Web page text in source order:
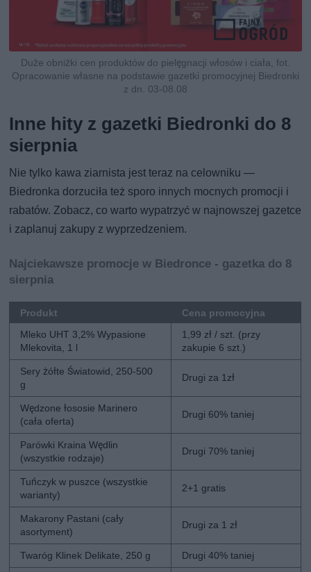
Duże obniżki cen produktów do pielęgnacji włosów i ciała, fot.
Opracowanie własne na podstawie gazetki promocyjnej Biedronki
z dn. 03-08.08
Inne hity z gazetki Biedronki do 8
sierpnia
Nie tylko kawa ziarnista jest teraz na celowniku —
Biedronka dorzuciła też sporo innych mocnych promocji i
rabatów. Zobacz, co warto wypatrzyć w najnowszej gazetce
i zaplanuj zakupy z wyprzedzeniem.
Najciekawsze promocje w Biedronce - gazetka do 8
sierpnia
Produkt
Cena promocyjna
Mleko UHT 3,2% Wypasione
Mlekovita, 1 l
1,99 zł / szt. (przy
zakupie 6 szt.)
Sery żółte Światowid, 250-500
g
Drugi za 1zł
Wędzone łososie Marinero
(cała oferta)
Drugi 60% taniej
Parówki Kraina Wędlin
(wszystkie rodzaje)
Drugi 70% taniej
Tuńczyk w puszce (wszystkie
warianty)
2+1 gratis
Makarony Pastani (cały
asortyment)
Drugi za 1 zł
Twaróg Klinek Delikate, 250 g Drugi 40% taniej